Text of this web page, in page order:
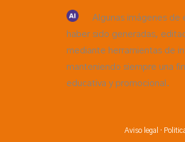
Algunas imágenes de
haber sido generadas,
mediante herramientas de
manteniendo siempre una
educativa y promocional.
Aviso legal ·